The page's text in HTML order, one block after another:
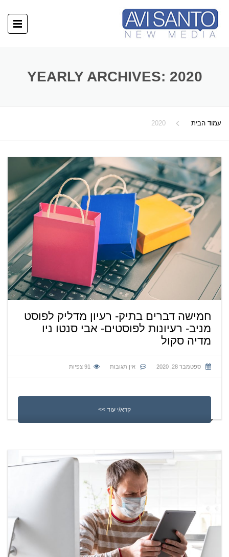
YEARLY ARCHIVES: 2020
עמוד הבית 2020
חמישה דברים בתיק- רעיון מדליק לפוסט
מניב- רעיונות לפוסטים- אבי סנטו ניו
מדיה סקול
ספטמבר 28, 2020 אין תגובות 91 צפיות
קרא/י עוד >>